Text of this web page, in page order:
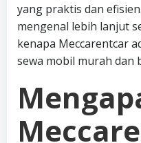
yang praktis dan
mengenal lebih lanjut
kenapa Meccarentcar
sewa mobil murah dan